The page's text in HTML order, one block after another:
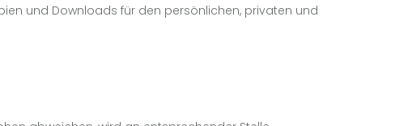
und Downloads für den persönlichen, privaten und